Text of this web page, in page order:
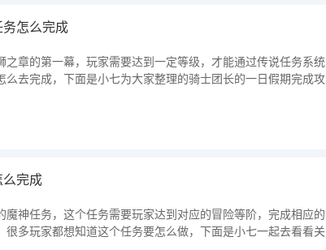
怎么完成
之章的第一幕，玩家需要达到一定等级，才能通过传说任务系统
么去完成，下面是小七为大家整理的骑士团长的一日假期完成攻
完成
魔神任务，这个任务需要玩家达到对应的冒险等阶，完成相应的
很多玩家都想知道这个任务要怎么做，下面是小七一起去看看关